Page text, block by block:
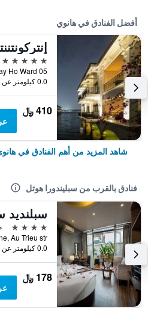
أفضل الفنادق في هانوي
5 نجوم
0.0 كيلومتر عن وسط المدينة
410 ﷼
شاهد المزيد من أهم الفنادق في
فنادق بالقرب من سبليندورا هوتل
4 نجوم
0.0 كيلومتر عن وسط المدينة
178 ﷼